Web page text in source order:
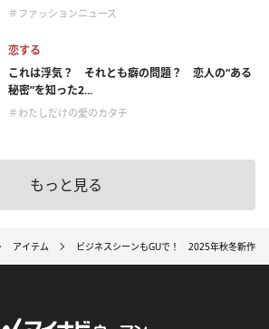
＃ファッションニュース
恋する
これは浮気？ それとも癖の問題？ 恋人の“ある
秘密”を知った2...
＃わたしだけの愛のカタチ
もっと見る
アイテム ビジネスシーンもGUで！ 2025年秋冬新作ア